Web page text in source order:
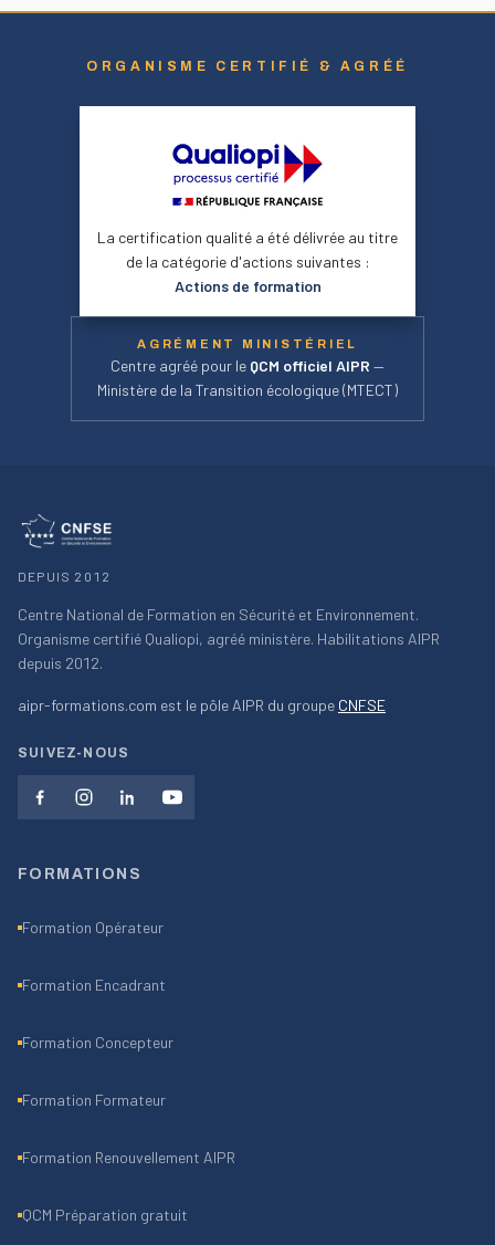
ORGANISME CERTIFIÉ & AGRÉÉ
La certification qualité a été délivrée au titre
de la catégorie d'actions suivantes :
Actions de formation
AGRÉMENT MINISTÉRIEL
Centre agréé pour le QCM officiel AIPR —
Ministère de la Transition écologique (MTECT)
DEPUIS 2012
Centre National de Formation en Sécurité et Environnement.
Organisme certifié Qualiopi, agréé ministère. Habilitations AIPR
depuis 2012.
aipr-formations.com est le pôle AIPR du groupe CNFSE
SUIVEZ-NOUS
FORMATIONS
Formation Opérateur
Formation Encadrant
Formation Concepteur
Formation Formateur
Formation Renouvellement AIPR
QCM Préparation gratuit